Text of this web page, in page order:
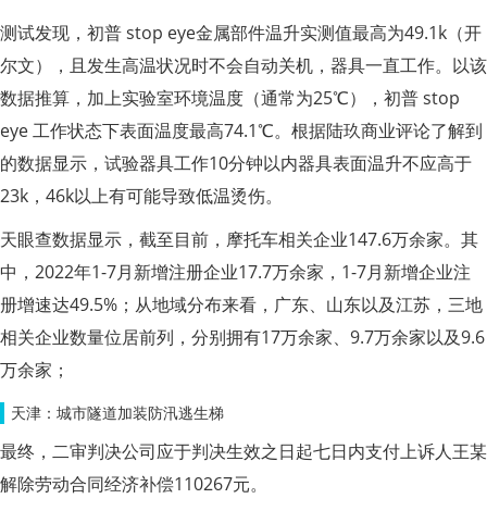
测试发现，初普 stop eye金属部件温升实测值最高为49.1k（开
尔文），且发生高温状况时不会自动关机，器具一直工作。以该
数据推算，加上实验室环境温度（通常为25℃），初普 stop
eye 工作状态下表面温度最高74.1℃。根据陆玖商业评论了解到
的数据显示，试验器具工作10分钟以内器具表面温升不应高于
23k，46k以上有可能导致低温烫伤。
天眼查数据显示，截至目前，摩托车相关企业147.6万余家。其
中，2022年1-7月新增注册企业17.7万余家，1-7月新增企业注
册增速达49.5%；从地域分布来看，广东、山东以及江苏，三地
相关企业数量位居前列，分别拥有17万余家、9.7万余家以及9.6
万余家；
天津：城市隧道加装防汛逃生梯
最终，二审判决公司应于判决生效之日起七日内支付上诉人王某
解除劳动合同经济补偿110267元。